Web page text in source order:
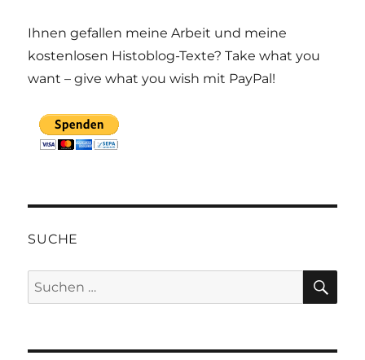
Ihnen gefallen meine Arbeit und meine
kostenlosen Histoblog-Texte? Take what you
want – give what you wish mit PayPal!
SUCHE
Suchen
nach: